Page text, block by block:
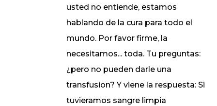
usted no entiende, estamos
hablando de la cura para todo el
mundo. Por favor firme, la
necesitamos... toda. Tu preguntas:
¿pero no pueden darle una
transfusion? Y viene la respuesta: Si
tuvieramos sangre limpia